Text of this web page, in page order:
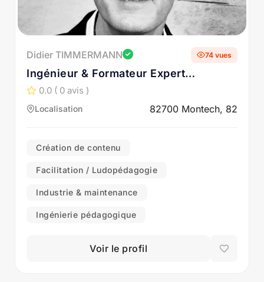
Didier TIMMERMANN 74 vues
Ingénieur & Formateur Expert
Conception mécanique • CATIA V5
3DEXPERIENCE • Aéronautique
0.0 ( 0 avis )
Localisation 82700 Montech, 82
Création de contenu
Facilitation / Ludopédagogie
Industrie & maintenance
Ingénierie pédagogique
Voir le profil